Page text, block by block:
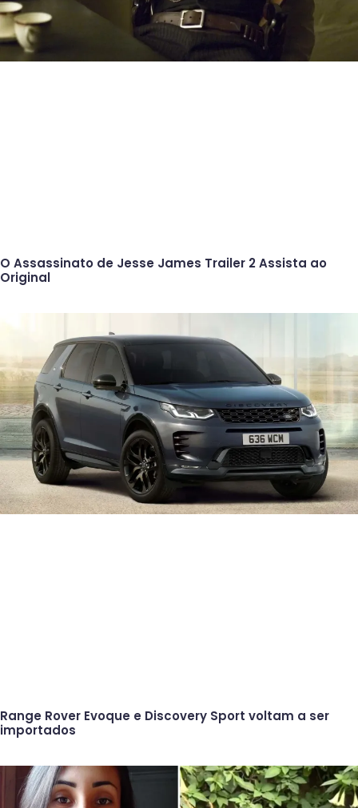
O Assassinato de Jesse James Trailer 2 Assista ao
Original
Range Rover Evoque e Discovery Sport voltam a ser
importados